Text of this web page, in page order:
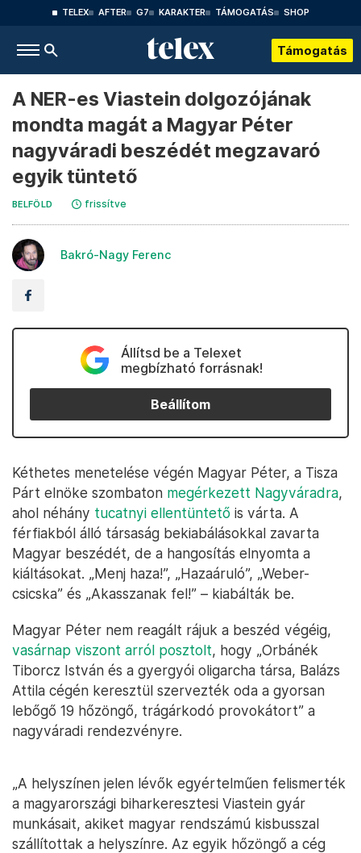
TELEX AFTER G7 KARAKTER TÁMOGATÁS SHOP
Támogatás
A NER-es Viastein dolgozójának
mondta magát a Magyar Péter
nagyváradi beszédét megzavaró
egyik tüntető
BELFÖLD frissítve
Bakró-Nagy Ferenc
Állítsd be a Telexet
megbízható forrásnak!
Beállítom
Kéthetes menetelése végén Magyar Péter, a Tisza
Párt elnöke szombaton megérkezett Nagyváradra,
ahol néhány tucatnyi ellentüntető is várta. A
férfiakból álló társaság bekiabálásokkal zavarta
Magyar beszédét, de a hangosítás elnyomta a
kiáltásokat. „Menj haza!”, „Hazaáruló”, „Weber-
csicska” és „Akasszanak fel!” – kiabálták be.
Magyar Péter nem reagált rájuk a beszéd végéig,
vasárnap viszont arról posztolt, hogy „Orbánék
Tiborcz István és a gyergyói oligarcha társa, Balázs
Attila cégén keresztül szervezték oda a gyorsan
lebőgő 19 hőzöngő, trágárkodó provokátort” a
nagyváradi rendezvényre.
„A helyszínen jelen lévők egyértelműen felismerték
a magyarországi biharkeresztesi Viastein gyár
munkásait, akiket magyar rendszámú kisbusszal
szállítottak a helyszínre. Az egyik hőzöngő a cég